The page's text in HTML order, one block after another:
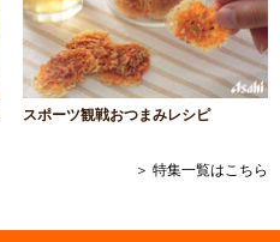
スポーツ観戦おつまみレシピ
＞ 特集一覧はこちら